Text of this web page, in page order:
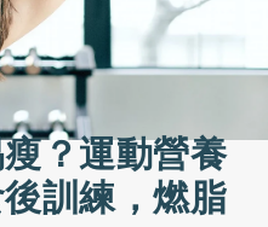
？運動營養
訓練，燃脂